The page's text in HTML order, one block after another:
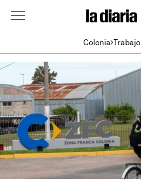
Colonia Trabajo